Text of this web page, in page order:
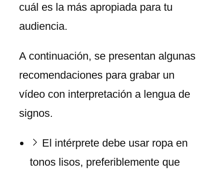
cuál es la más apropiada para tu
audiencia.
A continuación, se presentan algunas
recomendaciones para grabar un
vídeo con interpretación a lengua de
signos.
El intérprete debe usar ropa en
tonos lisos, preferiblemente que